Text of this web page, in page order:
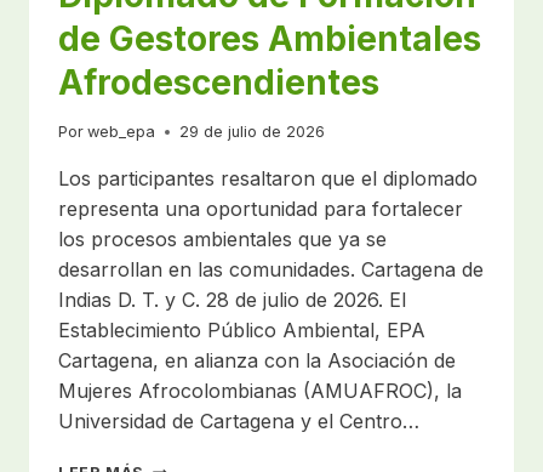
de Gestores Ambientales
Afrodescendientes
Por web_epa 29 de julio de 2026
Los participantes resaltaron que el diplomado
representa una oportunidad para fortalecer
los procesos ambientales que ya se
desarrollan en las comunidades. Cartagena de
Indias D. T. y C. 28 de julio de 2026. El
Establecimiento Público Ambiental, EPA
Cartagena, en alianza con la Asociación de
Mujeres Afrocolombianas (AMUAFROC), la
Universidad de Cartagena y el Centro…
CARTAGENA